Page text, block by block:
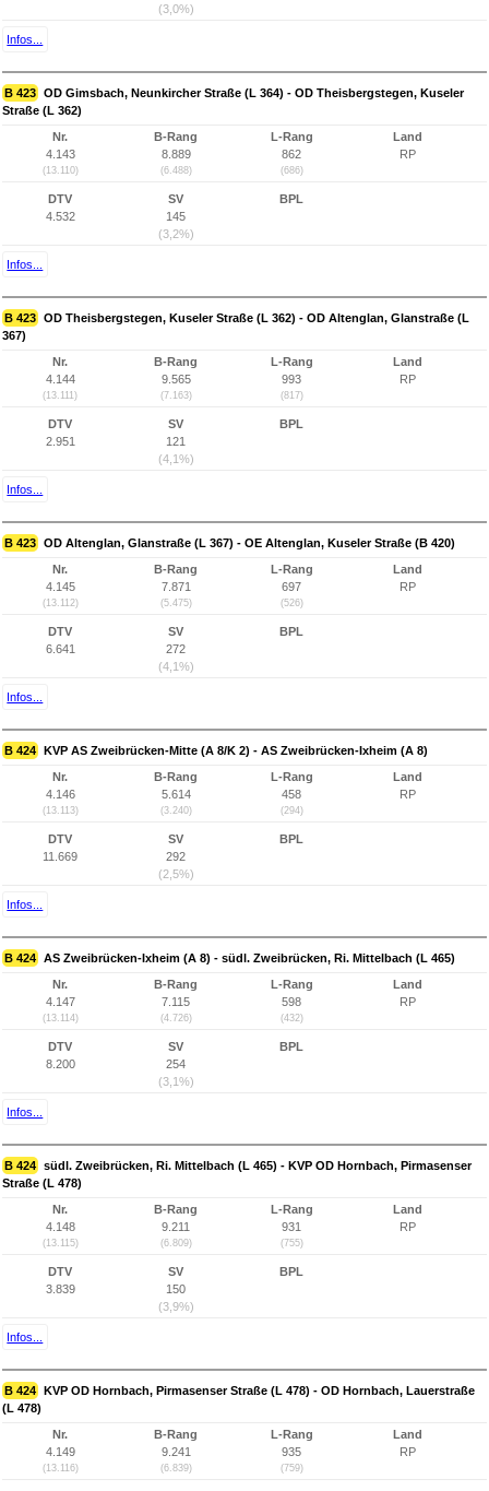
(3,0%)
Infos...
B 423 OD Gimsbach, Neunkircher Straße (L 364) - OD Theisbergstegen, Kuseler
Straße (L 362)
Nr.
4.143
(13.110)
B-Rang
8.889
(6.488)
L-Rang
862
(686)
Land
RP
DTV
4.532
SV
145
(3,2%)
BPL
Infos...
B 423 OD Theisbergstegen, Kuseler Straße (L 362) - OD Altenglan, Glanstraße (L
367)
Nr.
4.144
(13.111)
B-Rang
9.565
(7.163)
L-Rang
993
(817)
Land
RP
DTV
2.951
SV
121
(4,1%)
BPL
Infos...
B 423 OD Altenglan, Glanstraße (L 367) - OE Altenglan, Kuseler Straße (B 420)
Nr.
4.145
(13.112)
B-Rang
7.871
(5.475)
L-Rang
697
(526)
Land
RP
DTV
6.641
SV
272
(4,1%)
BPL
Infos...
B 424 KVP AS Zweibrücken-Mitte (A 8/K 2) - AS Zweibrücken-Ixheim (A 8)
Nr.
4.146
(13.113)
B-Rang
5.614
(3.240)
L-Rang
458
(294)
Land
RP
DTV
11.669
SV
292
(2,5%)
BPL
Infos...
B 424 AS Zweibrücken-Ixheim (A 8) - südl. Zweibrücken, Ri. Mittelbach (L 465)
Nr.
4.147
(13.114)
B-Rang
7.115
(4.726)
L-Rang
598
(432)
Land
RP
DTV
8.200
SV
254
(3,1%)
BPL
Infos...
B 424 südl. Zweibrücken, Ri. Mittelbach (L 465) - KVP OD Hornbach, Pirmasenser
Straße (L 478)
Nr.
4.148
(13.115)
B-Rang
9.211
(6.809)
L-Rang
931
(755)
Land
RP
DTV
3.839
SV
150
(3,9%)
BPL
Infos...
B 424 KVP OD Hornbach, Pirmasenser Straße (L 478) - OD Hornbach, Lauerstraße
(L 478)
Nr.
4.149
(13.116)
B-Rang
9.241
(6.839)
L-Rang
935
(759)
Land
RP